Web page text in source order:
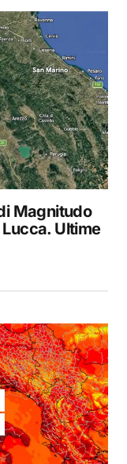
Magnitudo
Ultime